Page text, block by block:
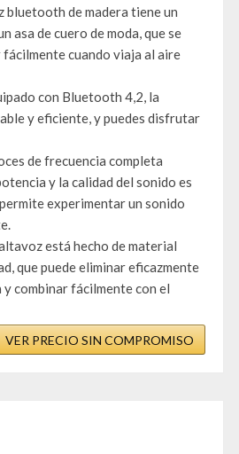
de madera tiene un
asa de cuero de moda, que se
cuando viaja al aire
con Bluetooth 4,2, la
y eficiente, y puedes disfrutar
de frecuencia completa
y la calidad del sonido es
experimentar un sonido
está hecho de material
que puede eliminar eficazmente
y combinar fácilmente con el
VER PRECIO SIN COMPROMISO